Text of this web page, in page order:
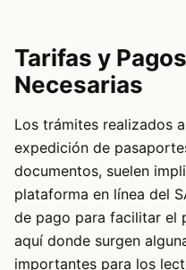
Tarifas y
Necesarias
Los trámites realizados
expedición de
documentos, suelen
plataforma en línea del
de pago para facilitar el
aquí donde surgen
importantes para los